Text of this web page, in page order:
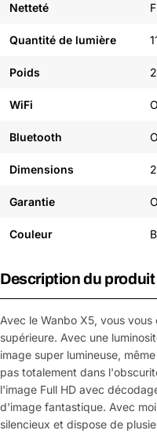
Netteté
Quantité de lumière
Poids
WiFi
Bluetooth
Dimensions
Garantie
Couleur
Description du produit
Avec le Wanbo X5, vous
supérieure. Avec une
image super lumineuse,
pas totalement dans
l'image Full HD avec
d'image fantastique. Avec
silencieux et dispose de